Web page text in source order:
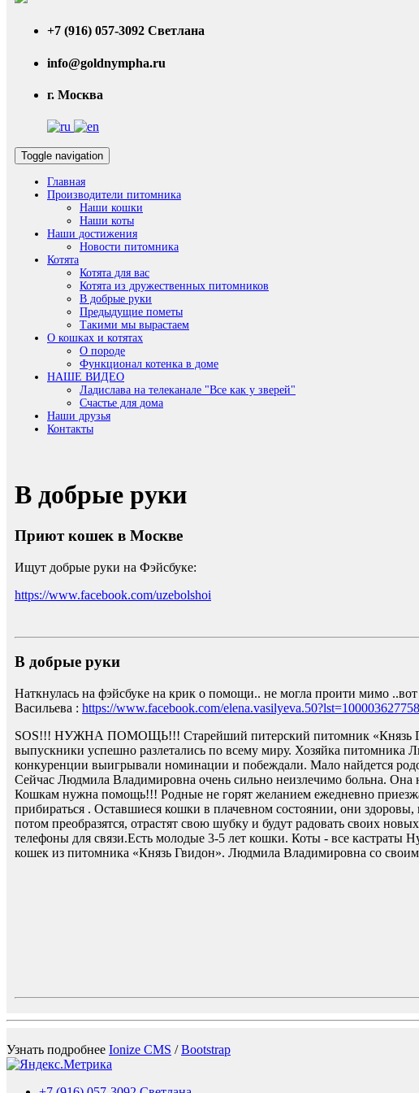
+7 (916) 057-3092 Светлана
info@goldnympha.ru
г. Москва
Toggle navigation
Главная
Производители питомника
Наши кошки
Наши коты
Наши достижения
Новости питомника
Котята
Котята для вас
Котята из дружественных питомников
В добрые руки
Предыдущие пометы
Такими мы вырастаем
О кошках и котятах
О породе
Функционал котенка в доме
НАШЕ ВИДЕО
Ладислава на телеканале "Все как у зверей"
Счастье для дома
Наши друзья
Контакты
В добрые руки
Приют кошек в Москве
Ищут добрые руки на Фэйсбуке:
https://www.facebook.com/uzebolshoi
В добрые руки
Наткнулась на фэйсбуке на крик о помощи.. не могла проити мимо
Васильева : https://www.facebook.com/
SOS!!! НУЖНА ПОМОЩЬ!!! Старейший питерский питомник «Князь
выпускники успешно разлетались по всему миру. Хозяйка
конкуренции выигрывали номинации и побеждали. Мало найдется
Сейчас Людмила Владимировна очень сильно неизлечимо больна. Она
Кошкам нужна помощь!!! Родные не горят желанием ежедневно
прибираться . Оставшиеся кошки в плачевном состоянии, они
потом преобразятся, отрастят свою шубку и будут радовать своих
телефоны для связи.Есть молодые 3-5 лет кошки. Коты - все кастраты
кошек из питомника «Князь Гвидон». Людмила Владимировна со
Узнать подробнее Ionize CMS /Bootstrap